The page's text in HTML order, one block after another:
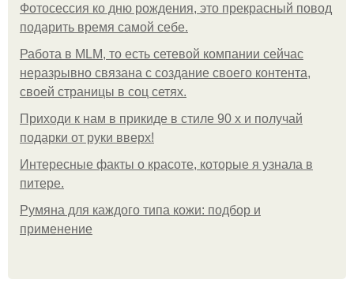
Фотосессия ко дню рождения, это прекрасный повод
подарить время самой себе.
Работа в MLM, то есть сетевой компании сейчас
неразрывно связана с создание своего контента,
своей страницы в соц сетях.
Приходи к нам в прикиде в стиле 90 х и получай
подарки от руки вверх!
Интересные факты о красоте, которые я узнала в
питере.
Румяна для каждого типа кожи: подбор и
применение